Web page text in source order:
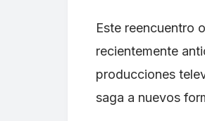
Este reencuentro
recientemente
producciones
saga a nuevos